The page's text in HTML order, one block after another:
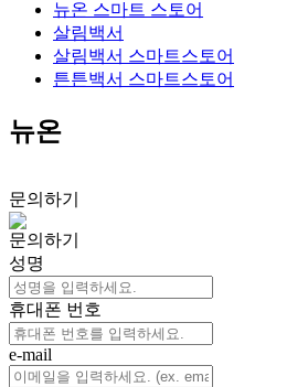
뉴온 스마트 스토어
살림백서
살림백서 스마트스토어
튼튼백서 스마트스토어
뉴온
문의하기
문의하기
성명
휴대폰 번호
e-mail